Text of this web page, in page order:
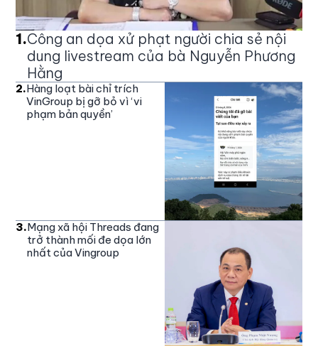
1.Công an dọa xử phạt người chia sẻ nội
dung livestream của bà Nguyễn Phương
Hằng
2.Hàng loạt bài chỉ trích
VinGroup bị gỡ bỏ vì ‘vi
phạm bản quyền’
3.Mạng xã hội Threads đang
trở thành mối đe dọa lớn
nhất của Vingroup